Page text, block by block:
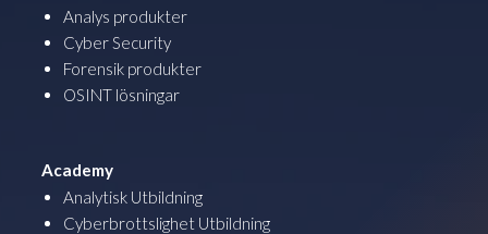
Analys produkter
Cyber Security
Forensik produkter
OSINT lösningar
Academy
Analytisk Utbildning
Cyberbrottslighet Utbildning